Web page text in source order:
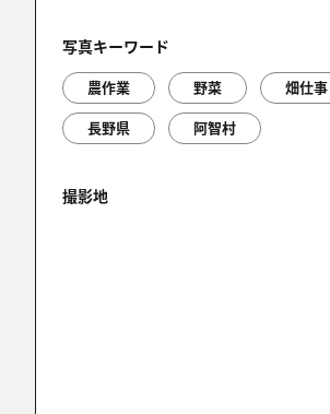
marko1521
入選受賞おめでとうございます(^o^)／
写真キーワード
農作業 野菜
畑仕事
長野県
阿智村
撮影地